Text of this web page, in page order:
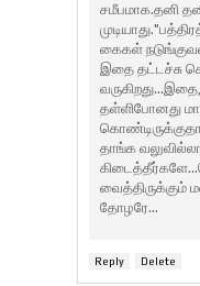
சமீபமாக.தனி
கைகள்
இதை தட்டச்சு
தள்ளிபோனது
தாங்க
வைத்திருக்கும்
தோழரே...
Reply Delete